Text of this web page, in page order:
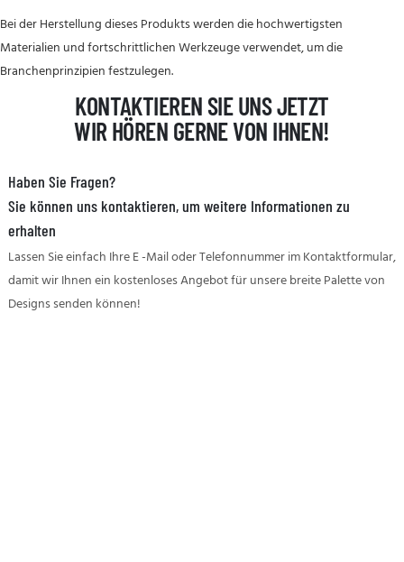
Bei der Herstellung dieses Produkts werden die hochwertigsten
Materialien und fortschrittlichen Werkzeuge verwendet, um die
Branchenprinzipien festzulegen.
KONTAKTIEREN SIE UNS JETZT
WIR HÖREN GERNE VON IHNEN!
Haben Sie Fragen?
Sie können uns kontaktieren, um weitere Informationen zu
erhalten
Lassen Sie einfach Ihre E -Mail oder Telefonnummer im Kontaktformular,
damit wir Ihnen ein kostenloses Angebot für unsere breite Palette von
Designs senden können!